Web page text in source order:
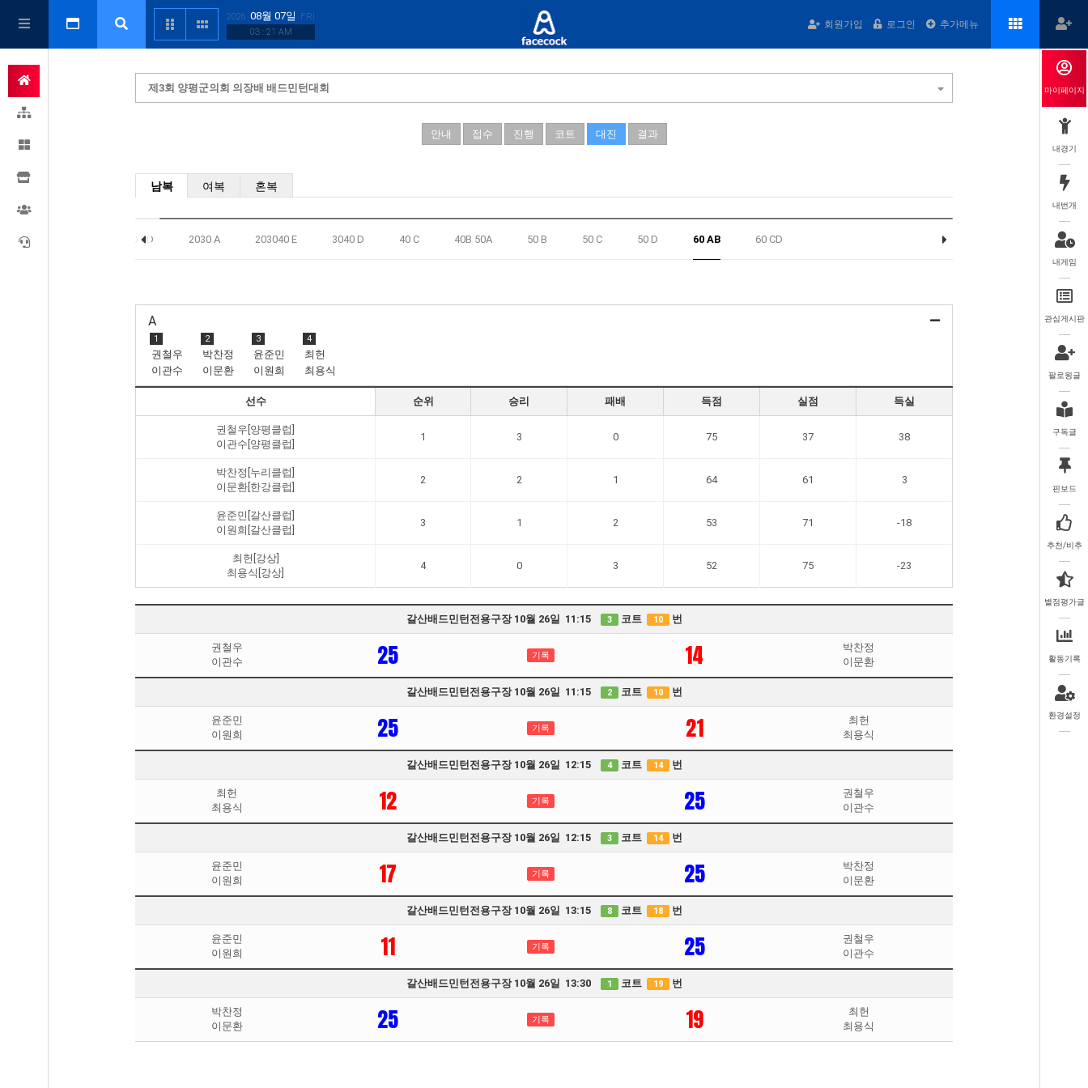
2026 08월 07일
FRI
03 : 21 AM
회원가입 로그인 추가메뉴
제3회 양평군의회 의장배 배드민턴대회
안내 접수 진행 코트 대진 결과
남복 여복 혼복
20 CD 2030 A 203040 E 3040 D 40 C 40B 50A 50 B 50 C 50 D 60 AB 60 CD
A
1
권철우
이관수
2
박찬정
이문환
3
윤준민
이원희
4
최헌
최용식
선수 순위 승리 패배 득점 실점 득실
권철우[양평클럽]
이관수[양평클럽]
1 3 0 75 37 38
박찬정[누리클럽]
이문환[한강클럽]
2 2 1 64 61 3
윤준민[갈산클럽]
이원희[갈산클럽]
3 1 2 53 71 -18
최헌[강상]
최용식[강상]
4 0 3 52 75 -23
갈산배드민턴전용구장 10월 26일 11:15 3 코트 10 번
권철우
이관수
25 기록 14
박찬정
이문환
갈산배드민턴전용구장 10월 26일 11:15 2 코트 10 번
윤준민
이원희
25 기록 21
최헌
최용식
갈산배드민턴전용구장 10월 26일 12:15 4 코트 14 번
최헌
최용식
12 기록 25
권철우
이관수
갈산배드민턴전용구장 10월 26일 12:15 3 코트 14 번
윤준민
이원희
17 기록 25
박찬정
이문환
갈산배드민턴전용구장 10월 26일 13:15 8 코트 18 번
윤준민
이원희
11 기록 25
권철우
이관수
갈산배드민턴전용구장 10월 26일 13:30 1 코트 19 번
박찬정
이문환
25 기록 19
최헌
최용식
마이페이지
내경기
내번개
내게임
관심게시판
팔로윙글
구독글
핀보드
추천/비추
별점평가글
활동기록
환경설정